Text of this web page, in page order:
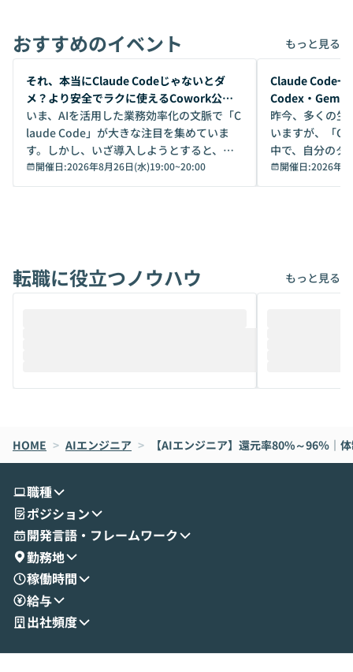
おすすめのイベント もっと見る
開催前
それ、本当にClaude Codeじゃないとダ
メ？より安全でラクに使えるCowork公開
デモ
いま、AIを活用した業務効率化の文脈で「C
laude Code」が大きな注目を集めていま
す。しかし、いざ導入しようとすると、セ
キュリティ面の懸念や権限管理のハードル
から、気軽に使えないケースも多いのでは
けでなく、想像以上の範囲まで自動化でき
ることは、まだあまり知られていません。
メルカリでの判断基準をもとに「なぜClau
oworkの基本的な機能をご紹介いただきま
す。 続く公開デモでは、実際にCoworkを
せいただきます。数分でワークフローが完
成する手軽さや、Gmail等の外部サービス
とセキュアに連携できるポイントなど、実
演を通じて具体的なイメージをお届けしま
す。 後半のディスカッションでは、セキュ
リティの考え方や社内導入の進め方など、
現場目線でさらに深掘りしていきます。
「自分の業務をAIで自動化してみたいけ
いう方にこそ参加いただきたいイベントで
開催日:2026年8月26日(水)19:00~20:00
開催前
Claude Code一
Codex・
昨今、多くの生
いますが、「
中で、自分のタ
いいのか」を自
か？ 「なんとなく誰かが良いと言っていた
は、評判では
ているAIを選ぶこ
それぞれの本当
は、LLMのフル
ント構築の最前
開催日:2026年8
転職に役立つノウハウ もっと見る
HOME > AIエンジニア > 【AIエンジニア】還元率80%～96％｜
職種
ポジション
開発言語・フレームワーク
勤務地
稼働時間
給与
出社頻度